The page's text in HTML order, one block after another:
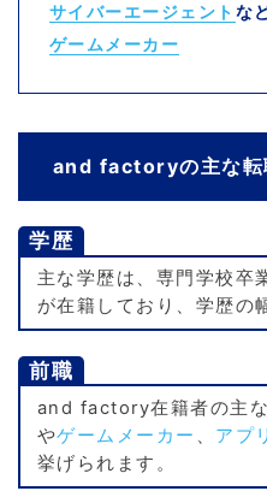
サイバーエージェント な
ゲームメーカー
and factoryの主な転
学歴
主な学歴は、専門学校卒
が在籍しており、学歴の
前職
and factory在籍者の主な
やゲームメーカー 、 アプ
挙げられます。